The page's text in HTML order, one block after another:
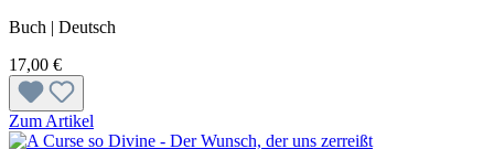
Buch | Deutsch
17,00 €
Zum Artikel